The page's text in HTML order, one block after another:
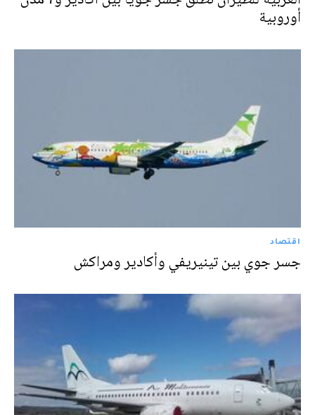
أوروبية
اقتصاد
جسر جوي بين تينيريفي وأكادير ومراكش